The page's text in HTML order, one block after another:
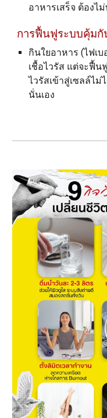
อาหารเสร็จ ต้องไ
การฟื้นฟูระบบคุ้มกั
กินใยอาหาร (ไฟเ
เชื้อไวรัส แต่จะฟื้น
ไวรัสเข้าสู่เซลล์ไ
นั่นเอง